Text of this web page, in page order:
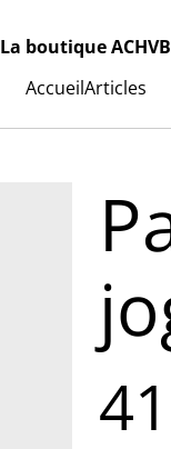
La boutique ACHVB
AccueilArticles